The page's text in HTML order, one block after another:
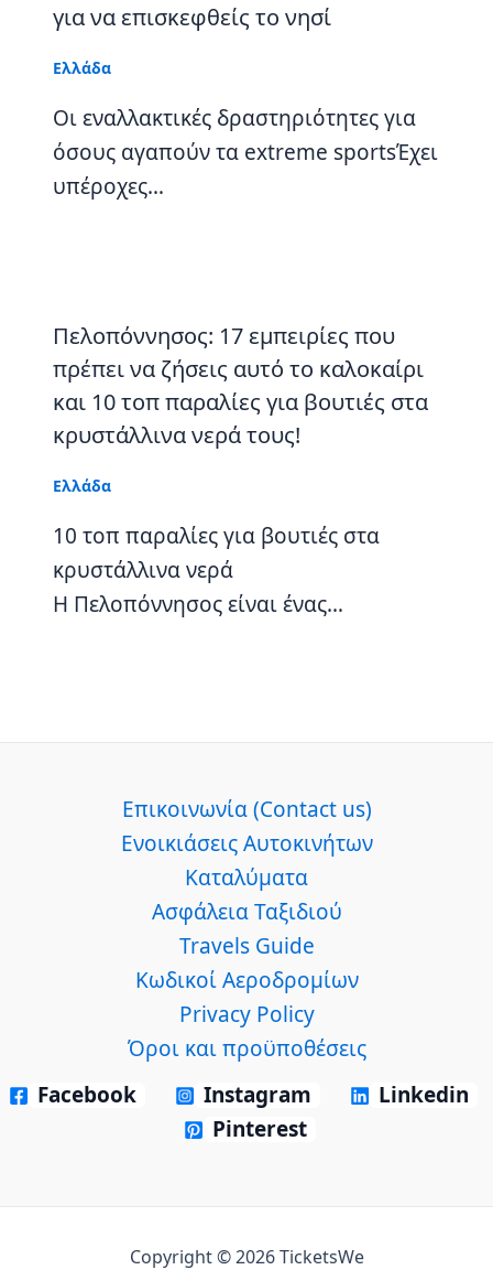
για να επισκεφθείς το νησί
Ελλάδα
Οι εναλλακτικές δραστηριότητες για
όσους αγαπούν τα extreme sportsΈχει
υπέροχες…
Πελοπόννησος: 17 εμπειρίες που
πρέπει να ζήσεις αυτό το καλοκαίρι
και 10 τοπ παραλίες για βουτιές στα
κρυστάλλινα νερά τους!
Ελλάδα
10 τοπ παραλίες για βουτιές στα
κρυστάλλινα νερά
Η Πελοπόννησος είναι ένας…
Επικοινωνία (Contact us)
Ενοικιάσεις Αυτοκινήτων
Καταλύματα
Ασφάλεια Ταξιδιού
Travels Guide
Κωδικοί Αεροδρομίων
Privacy Policy
Όροι και προϋποθέσεις
Facebook
Instagram
Linkedin
Pinterest
Copyright © 2026 TicketsWe